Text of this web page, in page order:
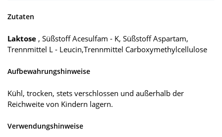
Zutaten
Laktose , Süßstoff Acesulfam - K, Süßstoff Aspartam,
Trennmittel L - Leucin,Trennmittel Carboxymethylcellulose
Aufbewahrungshinweise
Kühl, trocken, stets verschlossen und außerhalb der
Reichweite von Kindern lagern.
Verwendungshinweise